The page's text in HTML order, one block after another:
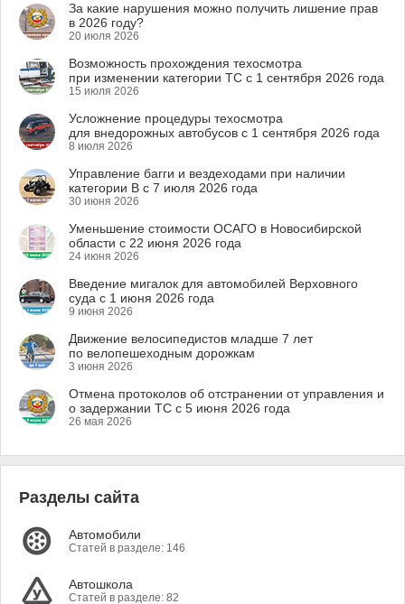
За какие нарушения можно получить лишение прав
в 2026 году?
20 июля 2026
Возможность прохождения техосмотра
при изменении категории ТС с 1 сентября 2026 года
15 июля 2026
Усложнение процедуры техосмотра
для внедорожных автобусов с 1 сентября 2026 года
8 июля 2026
Управление багги и вездеходами при наличии
категории B с 7 июля 2026 года
30 июня 2026
Уменьшение стоимости ОСАГО в Новосибирской
области с 22 июня 2026 года
24 июня 2026
Введение мигалок для автомобилей Верховного
суда с 1 июня 2026 года
9 июня 2026
Движение велосипедистов младше 7 лет
по велопешеходным дорожкам
3 июня 2026
Отмена протоколов об отстранении от управления и
о задержании ТС с 5 июня 2026 года
26 мая 2026
Разделы сайта
Автомобили
Статей в разделе: 146
Автошкола
Статей в разделе: 82